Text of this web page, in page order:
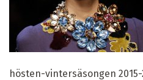
hösten-vintersäsongen